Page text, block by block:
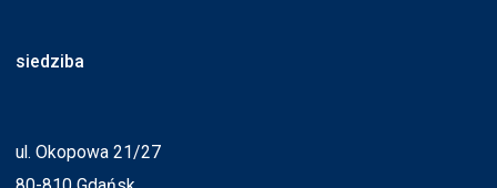
siedziba
ul. Okopowa 21/27